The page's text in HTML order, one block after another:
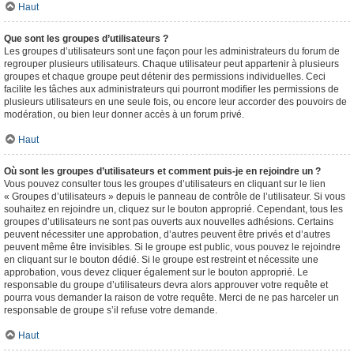
Haut
Que sont les groupes d’utilisateurs ?
Les groupes d’utilisateurs sont une façon pour les administrateurs du forum de
regrouper plusieurs utilisateurs. Chaque utilisateur peut appartenir à plusieurs
groupes et chaque groupe peut détenir des permissions individuelles. Ceci
facilite les tâches aux administrateurs qui pourront modifier les permissions de
plusieurs utilisateurs en une seule fois, ou encore leur accorder des pouvoirs de
modération, ou bien leur donner accès à un forum privé.
Haut
Où sont les groupes d’utilisateurs et comment puis-je en rejoindre un ?
Vous pouvez consulter tous les groupes d’utilisateurs en cliquant sur le lien
« Groupes d’utilisateurs » depuis le panneau de contrôle de l’utilisateur. Si vous
souhaitez en rejoindre un, cliquez sur le bouton approprié. Cependant, tous les
groupes d’utilisateurs ne sont pas ouverts aux nouvelles adhésions. Certains
peuvent nécessiter une approbation, d’autres peuvent être privés et d’autres
peuvent même être invisibles. Si le groupe est public, vous pouvez le rejoindre
en cliquant sur le bouton dédié. Si le groupe est restreint et nécessite une
approbation, vous devez cliquer également sur le bouton approprié. Le
responsable du groupe d’utilisateurs devra alors approuver votre requête et
pourra vous demander la raison de votre requête. Merci de ne pas harceler un
responsable de groupe s’il refuse votre demande.
Haut